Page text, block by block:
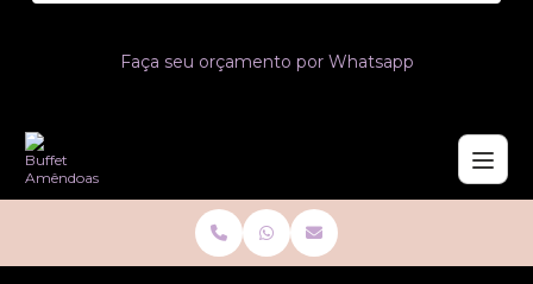
Faça seu orçamento por Whatsapp